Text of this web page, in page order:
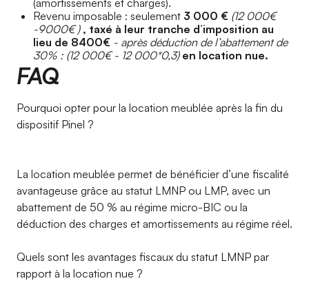
(amortissements et charges).
Revenu imposable : seulement 3 000 € (12 000€
-9000€ ), taxé à leur tranche d’imposition au
lieu de 8400€ - après déduction de l’abattement de
30% : (12 000€ - 12 000*0,3)en location nue.
FAQ ​
Pourquoi opter pour la location meublée après la fin du
dispositif Pinel ?
La location meublée permet de bénéficier d’une fiscalité
avantageuse grâce au statut LMNP ou LMP, avec un
abattement de 50 % au régime micro-BIC ou la
déduction des charges et amortissements au régime réel.
Quels sont les avantages fiscaux du statut LMNP par
rapport à la location nue ?